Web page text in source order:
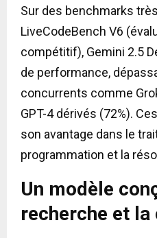
Sur des benchmarks
LiveCodeBench V6
compétitif), Gemini 2.5
de performance,
concurrents comme
GPT-4 dérivés (72%).
son avantage dans le
programmation et la
Un modèle
recherche et